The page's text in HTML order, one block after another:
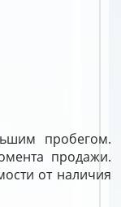
пробегом.
продажи.
от наличия